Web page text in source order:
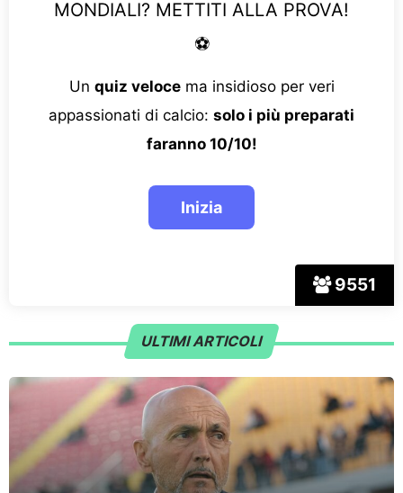
9551
MONDIALI? METTITI ALLA PROVA!
⚽
Un quiz velocema insidioso per veri
appassionati di calcio: solo i più preparati
faranno 10/10!
ULTIMI ARTICOLI